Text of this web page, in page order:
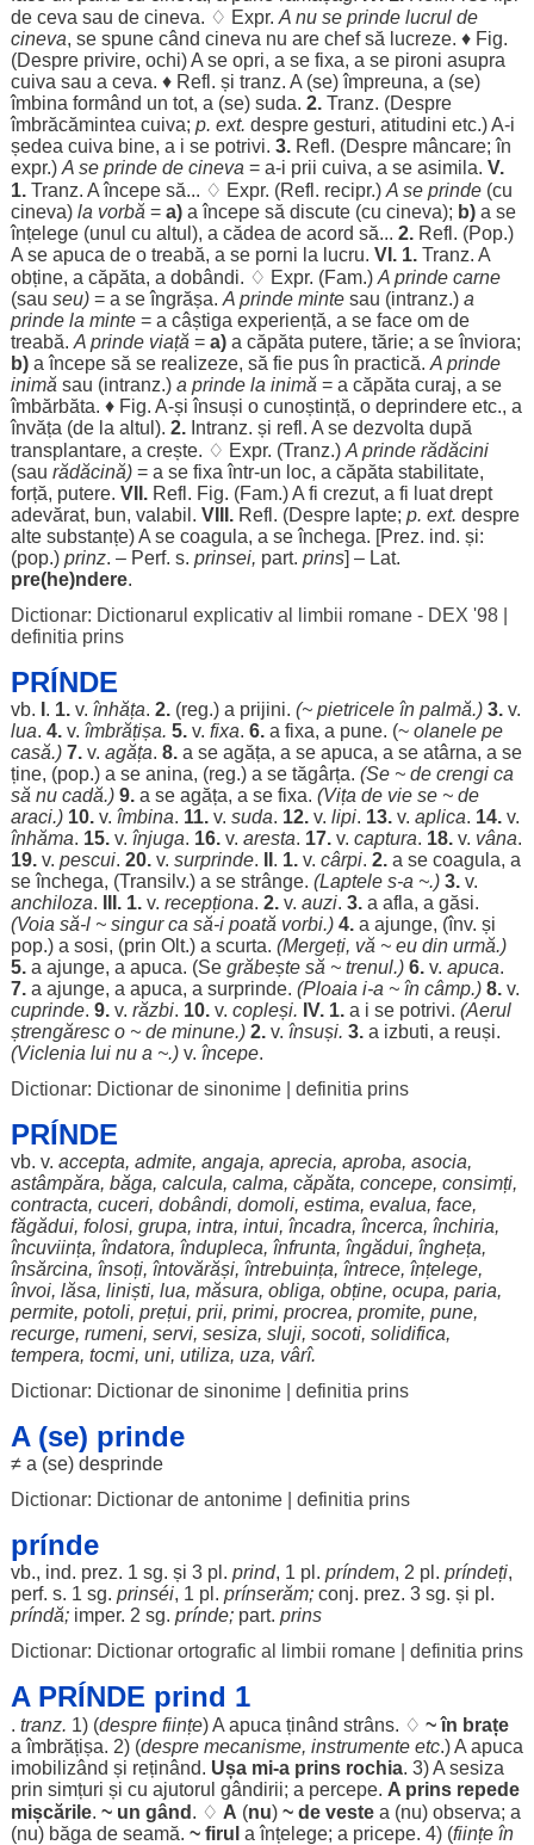
de ceva sau de cineva. ♢ Expr. A nu se prinde lucrulde
cineva, se spune când cineva nu are chefsă lucreze. ♦ Fig.
(Despre privire, ochi) A se opri, a se fixa, a se pironi asupra
cuiva sau a ceva. ♦ Refl. și tranz. A (se)împreuna, a (se)
îmbina formând un tot, a (se) suda. 2.Tranz. (Despre
îmbrăcămintea cuiva; p. ext. despre gesturi, atitudini etc.) A-i
ședea cuiva bine, a i se potrivi. 3.Refl. (Despre mâncare; în
expr.) A se prindede cineva = a-i prii cuiva, a se asimila. V.
1.Tranz. Aîncepesă... ♢ Expr. (Refl. recipr.) A se prinde(cu
cineva) la vorbă = a)aîncepesă discute(cu cineva); b)a se
înțelege(unul cu altul ), a cădea de acord să... 2.Refl. (Pop.)
A se apuca de o treabă, a se porni la lucru. VI . 1.Tranz. A
obține, a căpăta, a dobândi. ♢ Expr. (Fam.) A prinde carne
(sau seu)= a seîngrășa. A prinde mintesau (intranz.) a
prindela minte= a câștiga experiență, a se face omde
treabă. A prinde viață = a)a căpăta putere, tărie; a seînviora;
b)aîncepesă se realizeze, să fie pusîn practică. A prinde
inimă sau (intranz.) a prindela inimă = a căpăta curaj, a se
îmbărbăta. ♦ Fig. A-șiînsuși o cunoștință, o deprindereetc., a
învăța (de la altul ). 2.Intranz. și refl. A se dezvolta după
transplantare, a crește. ♢ Expr. (Tranz.) A prinde rădăcini
(sau rădăcină)= a se fixa într-un loc, a căpăta stabilitate,
forță, putere. VII .Refl. Fig. (Fam.) A fi crezut, a fi luat drept
adevărat, bun, valabil . VIII .Refl. (Despre lapte; p. ext. despre
alte substanțe) A se coagula, a seînchega. [Prez. ind. și:
(pop.) prinz. – Perf. s. prinsei, part. prins] – Lat.
pre(he)ndere.
Dictionar: Dictionarul explicativ al limbii romane - DEX '98|
definitia prins
PRÍNDE
vb. . 1.v. înhăța. 2.(reg.) a prijini. (~ pietriceleîn palmă.) 3.v.
lua. 4.v. îmbrățișa. 5.v. fixa. 6.a fixa, a pune. (~ olanelepe
casă.) 7.v. agăța. 8.a se agăța, a se apuca, a se atârna, a se
ține, (pop.) a se anina, (reg.) a se tăgârța. (Se ~ de crengica
să nu cadă.) 9.a se agăța, a se fixa. (Vița de viese ~ de
araci.) 10.v. îmbina. 11.v. suda. 12.v. lipi. 13.v. aplica. 14.v.
înhăma. 15.v. înjuga. 16.v. aresta. 17.v. captura. 18.v. vâna.
19.v. pescui. 20.v. surprinde. . 1.v. cârpi. 2.a se coagula, a
seînchega, (Transilv.) a se strânge. (Lapteles-a ~.) 3.v.
anchiloza. III. 1.v. recepționa. 2.v. auzi. 3.a afla, a găsi.
(Voia să-l ~ singurca să-i poată vorbi.) 4.a ajunge, (înv. și
pop.) a sosi, (prin Olt.) a scurta. (Mergeți, vă ~ eu din urmă.)
5.a ajunge, a apuca. (Se grăbeștesă ~ trenul.) 6.v. apuca.
7.a ajunge, a apuca, a surprinde. (Ploaia i-a ~ în câmp.) 8.v.
cuprinde. 9.v. răzbi. 10.v. copleși. IV. 1.a i se potrivi. (Aerul
ștrengăresco ~ de minune.) 2.v. însuși. 3.a izbuti, a reuși.
(Viclenia lui nu a ~.)v. începe.
Dictionar: Dictionar de sinonime| definitia prins
PRÍNDE
vb. v. accepta, admite, angaja, aprecia, aproba, asocia,
astâmpăra, băga, calcula, calma, căpăta, concepe, consimți,
contracta, cuceri, dobândi, domoli, estima, evalua, face,
făgădui, folosi, grupa, intra, intui, încadra, încerca, închiria,
încuviința, îndatora, îndupleca, înfrunta, îngădui, îngheța,
însărcina, însoți, întovărăși, întrebuința, întrece, înțelege,
învoi, lăsa, liniști, lua, măsura, obliga, obține, ocupa, paria,
permite, potoli, prețui, prii, primi, procrea, promite, pune,
recurge, rumeni, servi, sesiza, sluji, socoti, solidifica,
tempera, tocmi, uni, utiliza, uza, vârî.
Dictionar: Dictionar de sinonime| definitia prins
A (se) prinde
≠ a (se) desprinde
Dictionar: Dictionar de antonime| definitia prins
prínde
vb., ind. prez. 1 sg. și 3 pl. prind, 1 pl. príndem, 2 pl. príndeți,
perf. s. 1 sg. prinséi, 1 pl. prínserăm;conj. prez. 3 sg. și pl.
príndă;imper. 2 sg. prínde; part. prins
Dictionar: Dictionar ortografic al limbii romane| definitia prins
A PRÍNDE prind 1
. tranz. 1) (despre ființe) A apuca ținând strâns. ♢ ~ în brațe
aîmbrățișa. 2) (despre mecanisme, instrumenteetc.) A apuca
imobilizând și reținând. Ușami-a prins rochia. 3) A sesiza
prin simțuri și cu ajutorul gândirii; a percepe. A prins repede
mișcările. ~ un gând . ♢ A (nu) ~ de veste a (nu) observa; a
(nu) băga de seamă. ~ firul aînțelege; a pricepe. 4) (ființeîn